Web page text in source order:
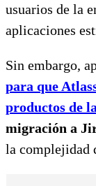
usuarios de la
aplicaciones
Sin embargo,
para que
productos de
migración a
la complejidad